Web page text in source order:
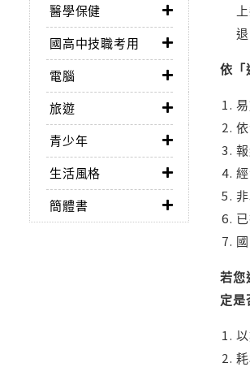
醫學保健
國高中技職考用
電腦
旅遊
青少年
生活風格
簡體書
依「
若您
定是